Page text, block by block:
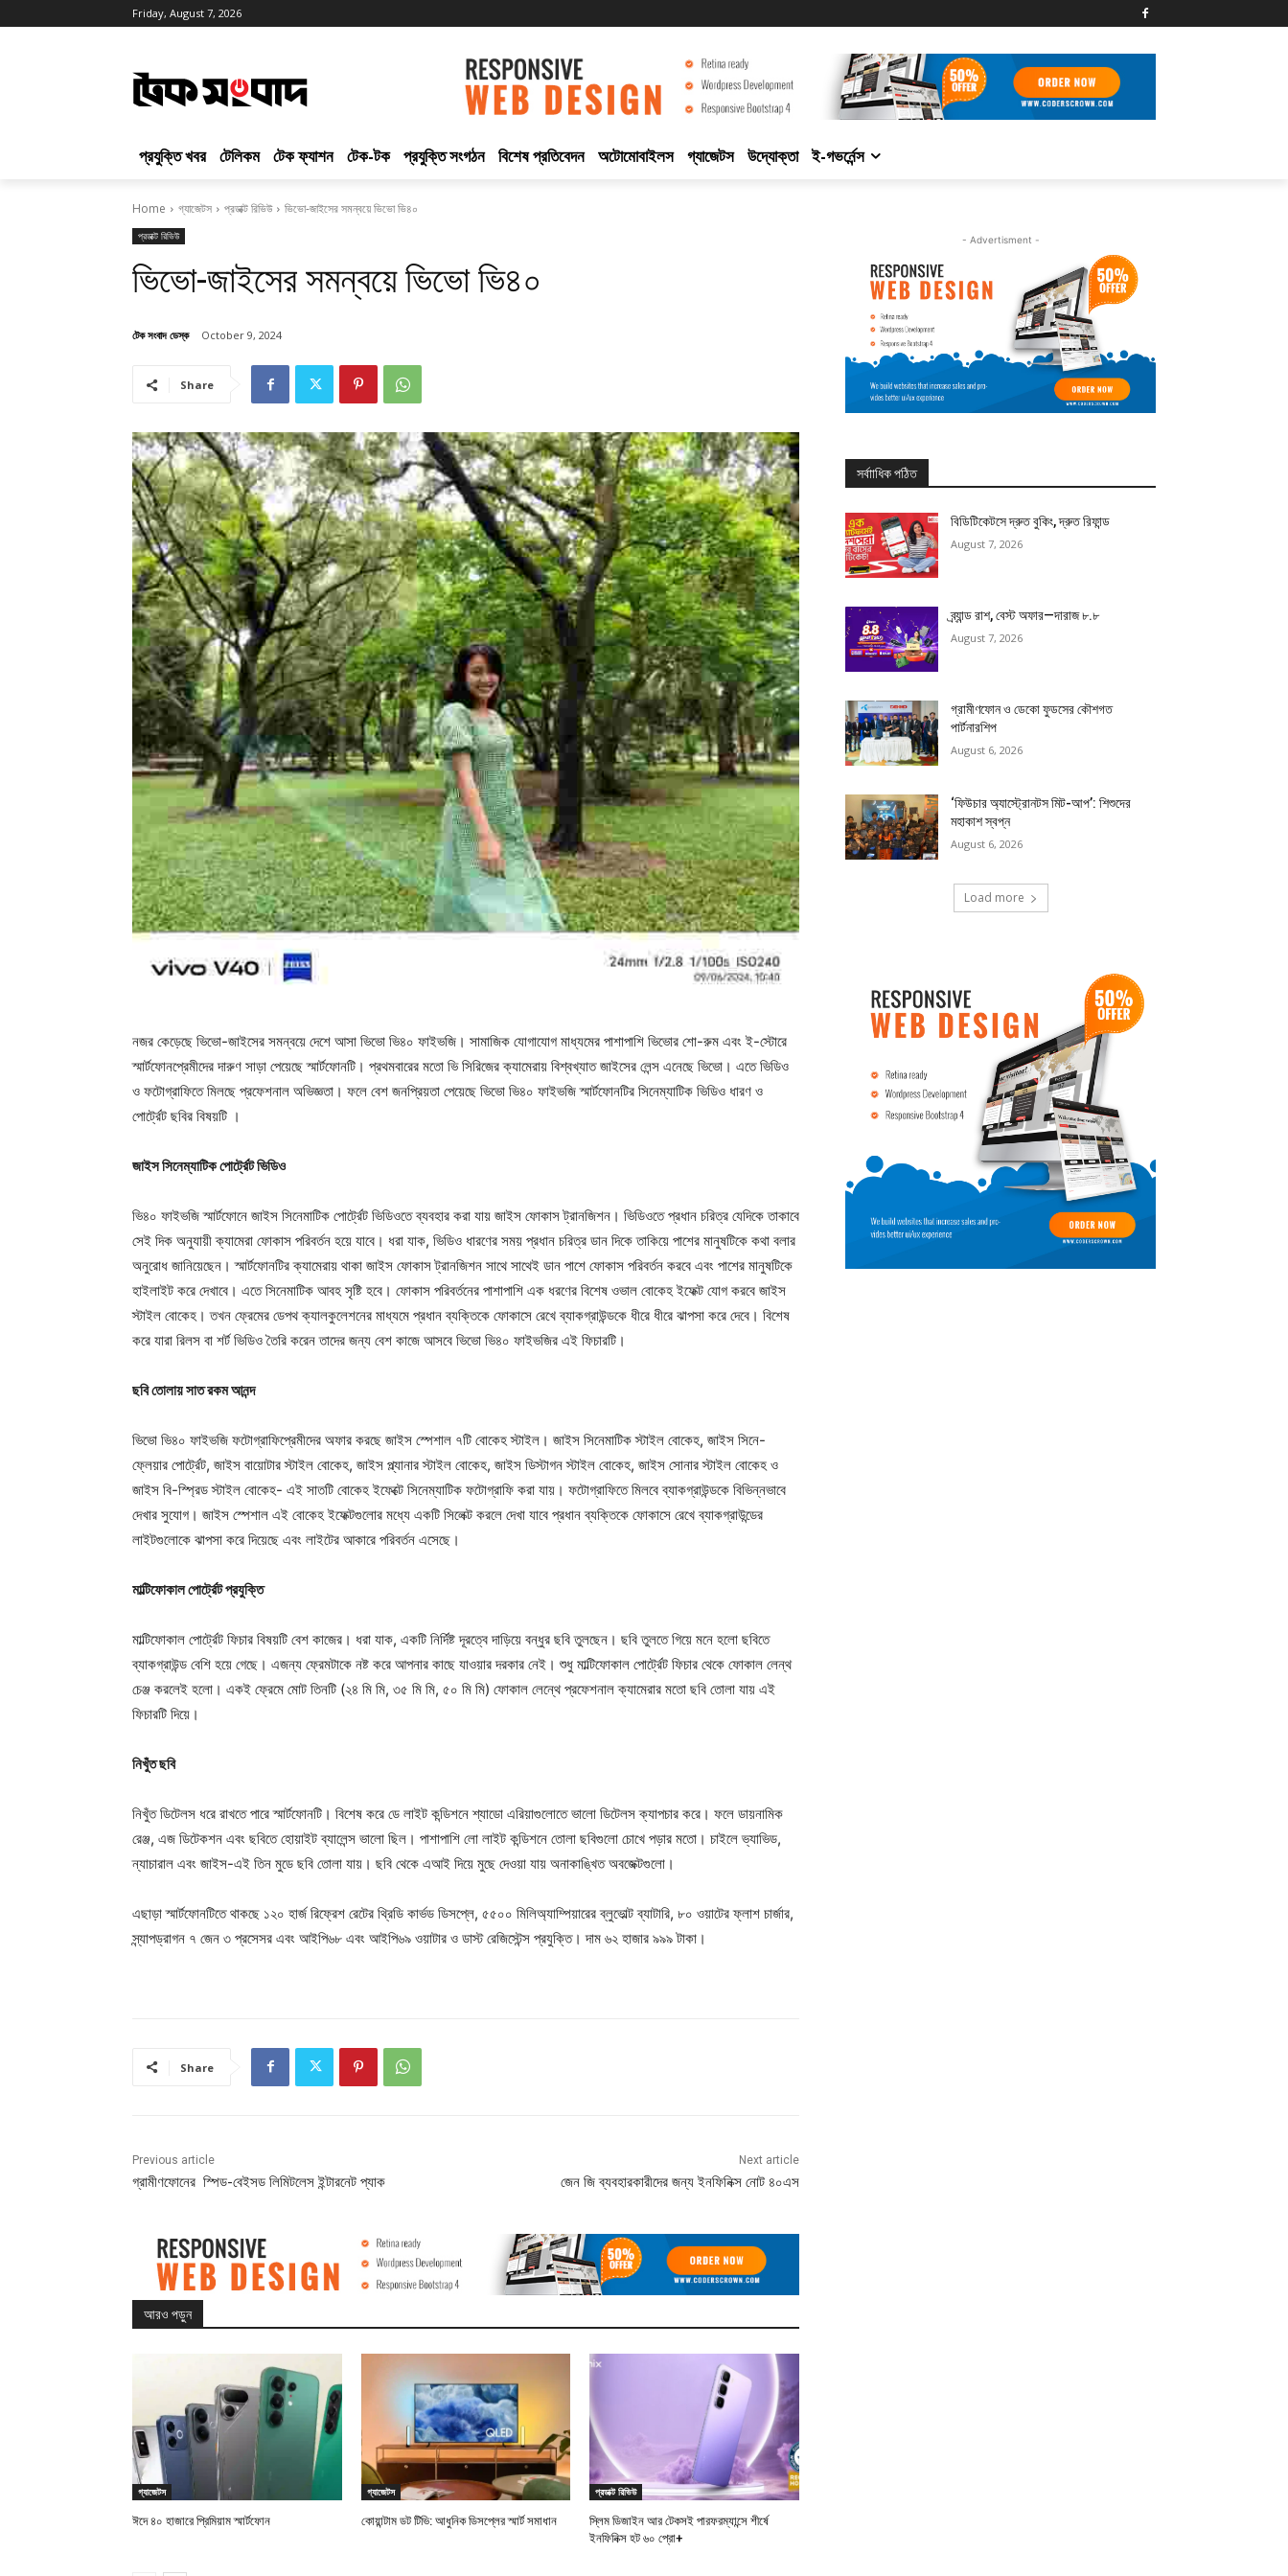
Friday, August 7, 2026
প্রযুক্তি খবর টেলিকম টেক ফ্যাশন টেক-টক প্রযুক্তি সংগঠন বিশেষ প্রতিবেদন অটোমোবাইলস গ্যাজেটস উদ্যোক্তা ই-গভর্নেন্স
Home গ্যাজেটস প্রডাক্ট রিভিউ ভিভো-জাইসের সমন্বয়ে ভিভো ভি৪০
প্রডাক্ট রিভিউ
ভিভো-জাইসের সমন্বয়ে ভিভো ভি৪০
টেক সংবাদ ডেস্ক October 9, 2024
Share
নজর কেড়েছে ভিভো-জাইসের সমন্বয়ে দেশে আসা ভিভো ভি৪০ ফাইভজি। সামাজিক যোগাযোগ মাধ্যমের পাশাপাশি ভিভোর শো-রুম এবং ই-স্টোরে
স্মার্টফোনপ্রেমীদের দারুণ সাড়া পেয়েছে স্মার্টফোনটি। প্রথমবারের মতো ভি সিরিজের ক্যামেরায় বিশ্বখ্যাত জাইসের লেন্স এনেছে ভিভো। এতে ভিডিও
ও ফটোগ্রাফিতে মিলছে প্রফেশনাল অভিজ্ঞতা। ফলে বেশ জনপ্রিয়তা পেয়েছে ভিভো ভি৪০ ফাইভজি স্মার্টফোনটির সিনেম্যাটিক ভিডিও ধারণ ও
পোর্ট্রেট ছবির বিষয়টি ।
জাইস সিনেম্যাটিক পোর্ট্রেট ভিডিও
ভি৪০ ফাইভজি স্মার্টফোনে জাইস সিনেমাটিক পোর্ট্রেট ভিডিওতে ব্যবহার করা যায় জাইস ফোকাস ট্রানজিশন। ভিডিওতে প্রধান চরিত্র যেদিকে তাকাবে
সেই দিক অনুযায়ী ক্যামেরা ফোকাস পরিবর্তন হয়ে যাবে। ধরা যাক, ভিডিও ধারণের সময় প্রধান চরিত্র ডান দিকে তাকিয়ে পাশের মানুষটিকে কথা বলার
অনুরোধ জানিয়েছেন। স্মার্টফোনটির ক্যামেরায় থাকা জাইস ফোকাস ট্রানজিশন সাথে সাথেই ডান পাশে ফোকাস পরিবর্তন করবে এবং পাশের মানুষটিকে
হাইলাইট করে দেখাবে। এতে সিনেমাটিক আবহ সৃষ্টি হবে। ফোকাস পরিবর্তনের পাশাপাশি এক ধরণের বিশেষ ওভাল বোকেহ ইফেক্ট যোগ করবে জাইস
স্টাইল বোকেহ। তখন ফ্রেমের ডেপথ ক্যালকুলেশনের মাধ্যমে প্রধান ব্যক্তিকে ফোকাসে রেখে ব্যাকগ্রাউন্ডকে ধীরে ধীরে ঝাপসা করে দেবে। বিশেষ
করে যারা রিলস বা শর্ট ভিডিও তৈরি করেন তাদের জন্য বেশ কাজে আসবে ভিভো ভি৪০ ফাইভজির এই ফিচারটি।
ছবি তোলায় সাত রকম আনন্দ
ভিভো ভি৪০ ফাইভজি ফটোগ্রাফিপ্রেমীদের অফার করছে জাইস স্পেশাল ৭টি বোকেহ স্টাইল। জাইস সিনেমাটিক স্টাইল বোকেহ, জাইস সিনে-
ফ্লেয়ার পোর্ট্রেট, জাইস বায়োটার স্টাইল বোকেহ, জাইস প্ল্যানার স্টাইল বোকেহ, জাইস ডিস্টাগন স্টাইল বোকেহ, জাইস সোনার স্টাইল বোকেহ ও
জাইস বি-স্প্রিড স্টাইল বোকেহ- এই সাতটি বোকেহ ইফেক্টে সিনেম্যাটিক ফটোগ্রাফি করা যায়। ফটোগ্রাফিতে মিলবে ব্যাকগ্রাউন্ডকে বিভিন্নভাবে
দেখার সুযোগ। জাইস স্পেশাল এই বোকেহ ইফেক্টগুলোর মধ্যে একটি সিলেক্ট করলে দেখা যাবে প্রধান ব্যক্তিকে ফোকাসে রেখে ব্যাকগ্রাউন্ডের
লাইটগুলোকে ঝাপসা করে দিয়েছে এবং লাইটের আকারে পরিবর্তন এসেছে।
মাল্টিফোকালপোর্ট্রেট প্রযুক্তি
মাল্টিফোকাল পোর্ট্রেট ফিচার বিষয়টি বেশ কাজের। ধরা যাক, একটি নির্দিষ্ট দূরত্বে দাড়িয়ে বন্ধুর ছবি তুলছেন। ছবি তুলতে গিয়ে মনে হলো ছবিতে
ব্যাকগ্রাউন্ড বেশি হয়ে গেছে। এজন্য ফ্রেমটাকে নষ্ট করে আপনার কাছে যাওয়ার দরকার নেই। শুধু মাল্টিফোকাল পোর্ট্রেট ফিচার থেকে ফোকাল লেন্থ
চেঞ্জ করলেই হলো। একই ফ্রেমে মোট তিনটি (২৪ মি মি, ৩৫ মি মি, ৫০ মি মি) ফোকাল লেন্থে প্রফেশনাল ক্যামেরার মতো ছবি তোলা যায় এই
ফিচারটি দিয়ে।
নিখুঁত ছবি
নিখুঁত ডিটেলস ধরে রাখতে পারে স্মার্টফোনটি। বিশেষ করে ডে লাইট কন্ডিশনে শ্যাডো এরিয়াগুলোতে ভালো ডিটেলস ক্যাপচার করে। ফলে ডায়নামিক
রেঞ্জ, এজ ডিটেকশন এবং ছবিতে হোয়াইট ব্যালেন্স ভালো ছিল। পাশাপাশি লো লাইট কন্ডিশনে তোলা ছবিগুলো চোখে পড়ার মতো। চাইলে ভ্যাভিড,
ন্যাচারাল এবং জাইস-এই তিন মুডে ছবি তোলা যায়। ছবি থেকে এআই দিয়ে মুছে দেওয়া যায় অনাকাঙ্খিত অবজেক্টগুলো।
এছাড়া স্মার্টফোনটিতে থাকছে ১২০ হার্জ রিফ্রেশ রেটের থ্রিডি কার্ভড ডিসপ্লে, ৫৫০০ মিলিঅ্যাম্পিয়ারের ব্লুভোল্ট ব্যাটারি, ৮০ ওয়াটের ফ্লাশ চার্জার,
স্ন্যাপড্রাগন ৭ জেন ৩ প্রসেসর এবং আইপি৬৮ এবং আইপি৬৯ ওয়াটার ও ডাস্ট রেজিস্টেন্স প্রযুক্তি। দাম ৬২ হাজার ৯৯৯ টাকা।
Share
Previous article
গ্রামীণফোনের স্পিড-বেইসড লিমিটলেস ইন্টারনেট প্যাক
Next article
জেন জি ব্যবহারকারীদের জন্য ইনফিনিক্স নোট ৪০এস
আরও পড়ুন
গ্যাজেটস
ঈদে ৪০ হাজারে প্রিমিয়াম স্মার্টফোন
গ্যাজেটস
কোয়ান্টাম ডট টিভি: আধুনিক ডিসপ্লের স্মার্ট সমাধান
প্রডাক্ট রিভিউ
স্লিম ডিজাইন আর টেকসই পারফরম্যান্সে শীর্ষে
ইনফিনিক্স হট ৬০ প্রো+
- Advertisment -
সর্বাাধিক পঠিত
বিডিটিকেটসে দ্রুত বুকিং, দ্রুত রিফান্ড
August 7, 2026
ব্র্যান্ড রাশ, বেস্ট অফার—দারাজ ৮.৮
August 7, 2026
গ্রামীণফোন ও ডেকো ফুডসের কৌশগত
পার্টনারশিপ
August 6, 2026
‘ফিউচার অ্যাস্ট্রোনটস মিট-আপ’: শিশুদের
মহাকাশ স্বপ্ন
August 6, 2026
Load more